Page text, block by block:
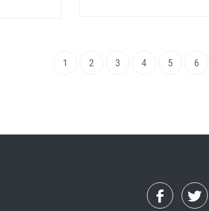
Pàgina
1 Page
2 Page
3 Page
4 Page
5 Page
6